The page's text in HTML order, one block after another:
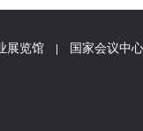
展览馆 | 国家会议中心